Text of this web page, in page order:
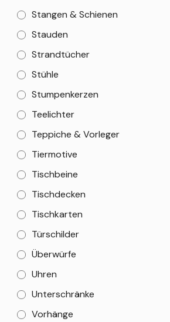
Stangen & Schienen
Stauden
Strandtücher
Stühle
Stumpenkerzen
Teelichter
Teppiche & Vorleger
Tiermotive
Tischbeine
Tischdecken
Tischkarten
Türschilder
Überwürfe
Uhren
Unterschränke
Vorhänge